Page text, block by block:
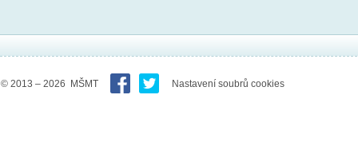
© 2013 – 2026 MŠMT Nastavení soubrů cookies